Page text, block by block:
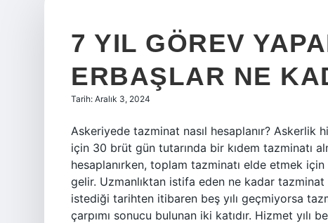
7 YIL GÖREV
ERBAŞLAR NE
Tarih: Aralık 3, 2024
Askeriyede tazminat nasıl hesaplanır? Askerlik
için 30 brüt gün tutarında bir kıdem tazminatı
hesaplanırken, toplam tazminatı elde etmek için
gelir. Uzmanlıktan istifa eden ne kadar
istediği tarihten itibaren beş yılı geçmiyorsa
çarpımı sonucu bulunan iki katıdır. Hizmet yılı